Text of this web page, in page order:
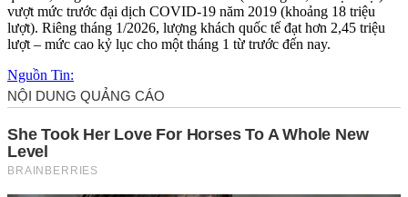
vượt mức trước đại dịch COVID-19 năm 2019 (khoảng 18 triệu
lượt). Riêng tháng 1/2026, lượng khách quốc tế đạt hơn 2,45 triệu
lượt – mức cao kỷ lục cho một tháng 1 từ trước đến nay.
Nguồn Tin: